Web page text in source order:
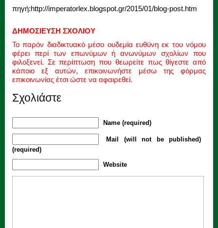
πηγή:http://imperatorlex.blogspot.gr/2015/01/blog-post.htm
ΔΗΜΟΣΙΕΥΣΗ ΣΧΟΛΙΟΥ
Το παρόν διαδικτυακό μέσο ουδεμία ευθύνη εκ του νόμου
φέρει περί των επωνύμων ή ανωνύμων σχολίων που
φιλοξενεί. Σε περίπτωση που θεωρείτε πως θίγεστε από
κάποιο εξ αυτών, επικοινωνήστε μέσω της φόρμας
επικοινωνίας έτσι ώστε να αφαιρεθεί.
Σχολιάστε
Name (required)
Mail (will not be published)
(required)
Website